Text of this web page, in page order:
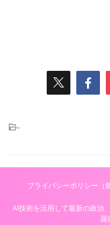
-
プライバシーポリシー（
AI技術を活用して最新の政治
羅